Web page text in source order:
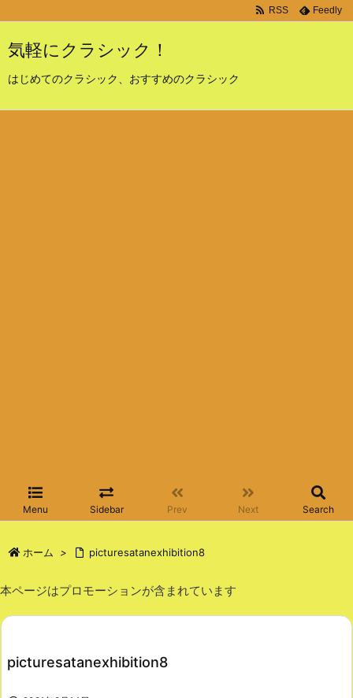
気軽にクラシック！
はじめてのクラシック、おすすめのクラシック
Menu Sidebar Prev Next Search
RSS Feedly
ホーム > picturesatanexhibition8
本ページはプロモーションが含まれています
picturesatanexhibition8